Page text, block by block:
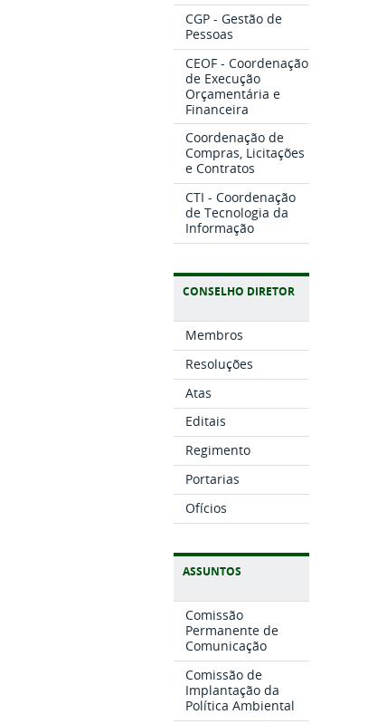
CGP - Gestão de
Pessoas
CEOF - Coordenação
de Execução
Orçamentária e
Financeira
Coordenação de
Compras, Licitações
e Contratos
CTI - Coordenação
de Tecnologia da
Informação
CONSELHO DIRETOR
Membros
Resoluções
Atas
Editais
Regimento
Portarias
Ofícios
ASSUNTOS
Comissão
Permanente de
Comunicação
Comissão de
Implantação da
Política Ambiental